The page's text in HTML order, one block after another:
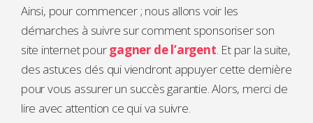
Ainsi, pour commencer ; nous allons voir les
démarches à suivre sur comment sponsoriser son
site internet pourgagner de l’argent. Et par la suite,
des astuces clés qui viendront appuyer cette dernière
pour vous assurer un succès garantie. Alors, merci de
lire avec attention ce qui va suivre.